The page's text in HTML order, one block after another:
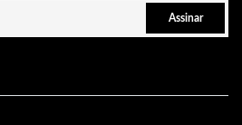
Assinar